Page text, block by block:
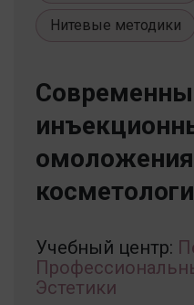
Нитевые методики
Учебный центр:
Эстетики